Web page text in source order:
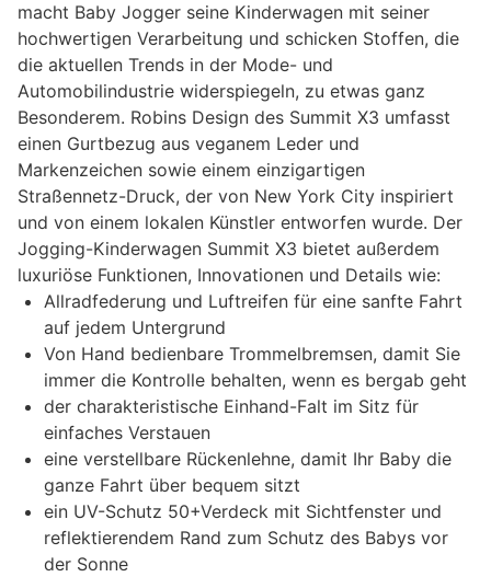
macht Baby Jogger seine Kinderwagen mit seiner
hochwertigen Verarbeitung und schicken Stoffen, die
die aktuellen Trends in der Mode- und
Automobilindustrie widerspiegeln, zu etwas ganz
Besonderem. Robins Design des Summit X3 umfasst
einen Gurtbezug aus veganem Leder und
Markenzeichen sowie einem einzigartigen
Straßennetz-Druck, der von New York City inspiriert
und von einem lokalen Künstler entworfen wurde. Der
Jogging-Kinderwagen Summit X3 bietet außerdem
luxuriöse Funktionen, Innovationen und Details wie:
Allradfederung und Luftreifen für eine sanfte Fahrt
auf jedem Untergrund
Von Hand bedienbare Trommelbremsen, damit Sie
immer die Kontrolle behalten, wenn es bergab geht
der charakteristische Einhand-Falt im Sitz für
einfaches Verstauen
eine verstellbare Rückenlehne, damit Ihr Baby die
ganze Fahrt über bequem sitzt
ein UV-Schutz 50+Verdeck mit Sichtfenster und
reflektierendem Rand zum Schutz des Babys vor
der Sonne